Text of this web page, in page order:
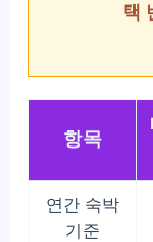
택
항목
연간 숙박
기준